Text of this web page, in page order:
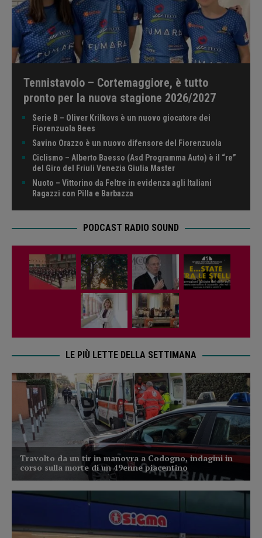
Tennistavolo – Cortemaggiore, è tutto
pronto per la nuova stagione 2026/2027
Serie B – Oliver Krilkovs è un nuovo giocatore dei
Fiorenzuola Bees
Savino Orazzo è un nuovo difensore del Fiorenzuola
Ciclismo – Alberto Baesso (Asd Programma Auto) è il “re”
del Giro del Friuli Venezia Giulia Master
Nuoto – Vittorino da Feltre in evidenza agli Italiani
Ragazzi con Pilla e Barbazza
PODCAST RADIO SOUND
LE PIÙ LETTE DELLA SETTIMANA